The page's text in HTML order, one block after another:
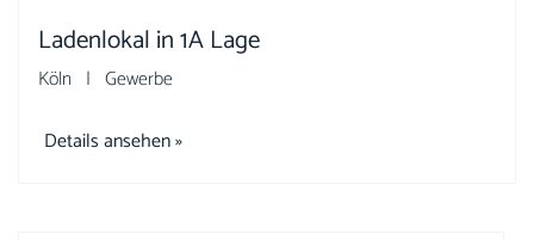
Ladenlokal in 1A Lage
Köln | Gewerbe
Details ansehen »